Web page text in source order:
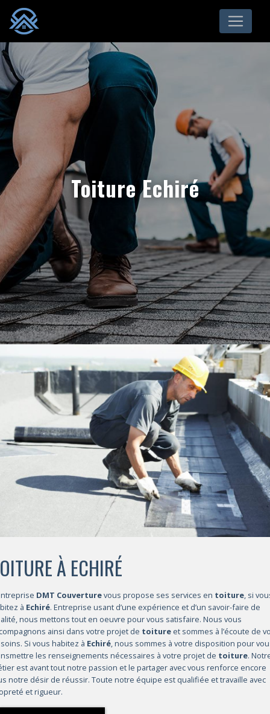
Panneau de gestion des cookies
Toiture Echiré
À ECHIRÉ
DMT Couverturevous propose ses services en toiture, si
à Echiré. Entreprise usant d’une expérience et d’un savoir-faire de
nous mettons tout en oeuvre pour vous satisfaire. Nous vous
ainsi dans votre projet de toiture et sommes à l’écoute de
Si vous habitez à Echiré, nous sommes à votre disposition pour
les renseignements nécessaires à votre projet de toiture.
est avant tout notre passion et le partager avec vous renforce encore
notre désir de réussir. Toute notre équipe est qualifiée et travaille avec
et rigueur.